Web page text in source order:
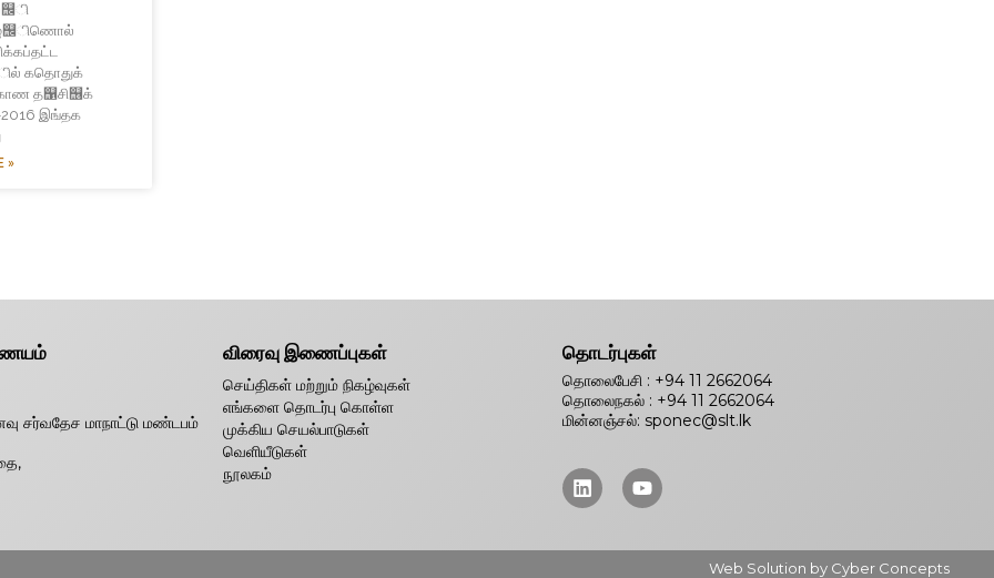
கதொதுக்
த஡சி஦க்
இங்தக
»
சர்வதேச மாநாட்டு மண்டபம்
விரைவு இணைப்புகள்
செய்திகள் மற்றும் நிகழ்வுகள்
எங்களை தொடர்பு கொள்ள
முக்கிய செயல்பாடுகள்
வெளியீடுகள்
நூலகம்
தொடர்புகள்
தொலைபேசி : +94 11 2662064
தொலைநகல் : +94 11 2662064
மின்னஞ்சல்: sponec@slt.lk
Web Solution by Cyber Concepts